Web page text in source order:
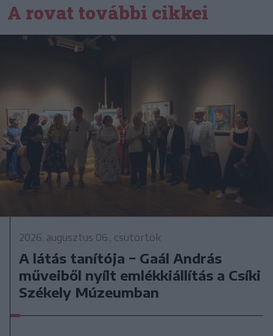
A rovat további cikkei
2026. augusztus 06., csütörtök
A látás tanítója − Gaál András
műveiből nyílt emlékkiállítás a Csíki
Székely Múzeumban